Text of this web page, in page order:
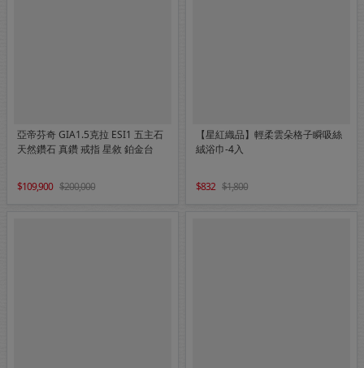
亞帝芬奇 GIA1.5克拉 ESI1 五主石
天然鑽石 真鑽 戒指 星敘 鉑金台
109,900 200,000
【星紅織品】輕柔雲朵格子瞬吸絲
絨浴巾-4入
832 1,800